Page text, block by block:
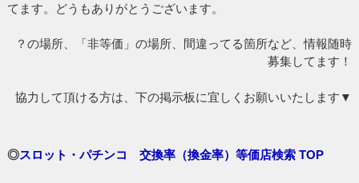
てます。どうもありがとうございます。
？の場所、「非等価」の場所、間違ってる箇所など、情報随時
募集してます！
協力して頂ける方は、下の掲示板に宜しくお願いいたします▼
◎スロット・パチンコ 交換率（換金率）等価店検索 TOP